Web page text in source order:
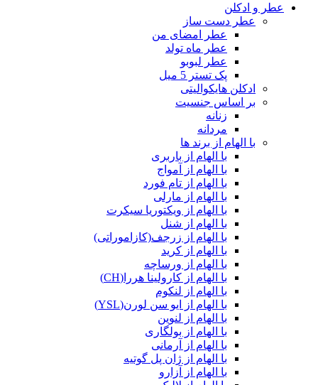
عطر و ادکلن
عطر دست ساز
عطر امضای من
عطر ماه تولد
عطر لبوبو
پک تستر 5 میل
ادکلن هایکوالیتی
بر اساس جنسیت
زنانه
مردانه
با الهام از برند ها
با الهام از باربری
با الهام از آمواج
با الهام از تام فورد
با الهام از مارلی
با الهام از ویکتوریا سیکرت
با الهام از شنل
با الهام از زرجف(کازاموراتی)
با الهام از کرید
با الهام از ورساچه
با الهام از کارولینا هررا(CH)
با الهام از لنکوم
با الهام از ایو سن لورن(YSL)
با الهام از لنوین
با الهام از بولگاری
با الهام از آرمانی
با الهام از ژان پل گوتیه
با الهام از آزارو